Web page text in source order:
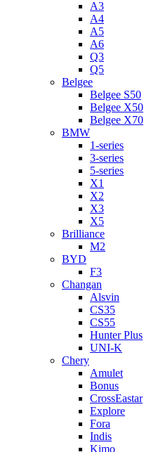
A3
A4
A5
A6
Q3
Q5
Belgee
Belgee S50
Belgee X50
Belgee X70
BMW
1-series
3-series
5-series
X1
X2
X3
X5
Brilliance
M2
BYD
F3
Changan
Alsvin
CS35
CS55
Hunter Plus
UNI-K
Chery
Amulet
Bonus
CrossEastar
Explore
Fora
Indis
Kimo